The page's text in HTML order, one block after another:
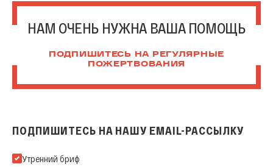
НАМ ОЧЕНЬ НУЖНА ВАША ПОМОЩЬ
ПОДПИШИТЕСЬ НА РЕГУЛЯРНЫЕ
ПОЖЕРТВОВАНИЯ
ПОДПИШИТЕСЬ НА НАШУ EMAIL-РАССЫЛКУ
Подпишитесь на нашу Email-рассылку
Утренний бриф